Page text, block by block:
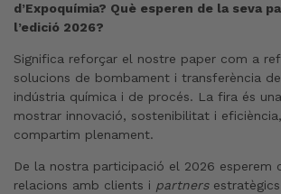
d’Expoquímia? Què esperen de la seva
l’edició 2026?
Significa reforçar el nostre paper com a
solucions de bombament i transferència
indústria química i de procés. La fira és
mostrar innovació, sostenibilitat i
compartim plenament.
De la nostra participació el 2026 esperem
relacions amb clients i partners